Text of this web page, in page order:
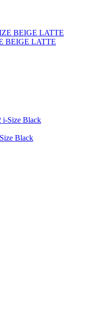
BEIGE LATTE
Black